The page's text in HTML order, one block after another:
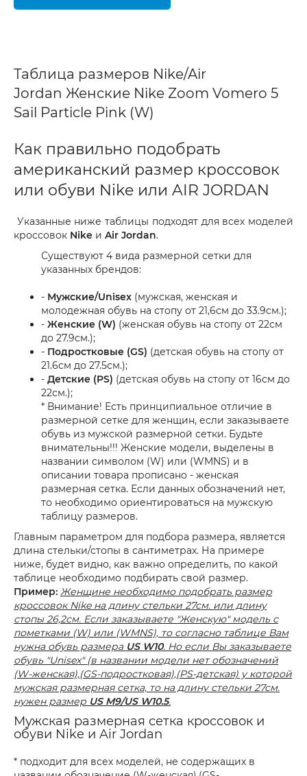
Таблица размеров Nike/Air
Jordan Женские Nike Zoom Vomero 5
Sail Particle Pink (W)
Как правильно подобрать
американский размер кроссовок
или обуви Nike или AIR JORDAN
Указанные ниже таблицы подходят для всех моделей
кроссовок Nike и Air Jordan.
Существуют 4 вида размерной сетки для
указанных брендов:
- Мужские/Unisex (мужская, женская и
молодежная обувь на стопу от 21,6см до 33.9см.);
- Женские (W) (женская обувь на стопу от 22см
до 27.9см.);
- Подростковые (GS) (детская обувь на стопу от
21.6см до 27.5см.);
- Детские (PS) (детская обувь на стопу от 16см до
22см.);
* Внимание! Есть принципиальное отличие в
размерной сетке для женщин, если заказываете
обувь из мужской размерной сетки. Будьте
внимательны!!! Женские модели, выделены в
названии символом (W) или (WMNS) и в
описании товара прописано - женская
размерная сетка. Если данных обозначений нет,
то необходимо ориентироваться на мужскую
таблицу размеров.
Главным параметром для подбора размера, является
длина стельки/стопы в сантиметрах. На примере
ниже, будет видно, как важно определить, по какой
таблице необходимо подбирать свой размер.
Пример: Женщине необходимо подобрать размер
кроссовок Nike на длину стельки 27см. или длину
стопы 26,2см. Если заказываете "Женскую" модель с
пометками (W) или (WMNS), то согласно таблице Вам
нужна обувь размера US W10. Но если Вы заказываете
обувь "Unisex" (в названии модели нет обозначений
(W-женская),(GS-подростковая),(PS-детская) у которой
мужская размерная сетка, то на длину стельки 27см.
нужен размер US M9/US W10.5.
Мужская размерная сетка кроссовок и
обуви Nike и Air Jordan
* подходит для всех моделей, не содержащих в